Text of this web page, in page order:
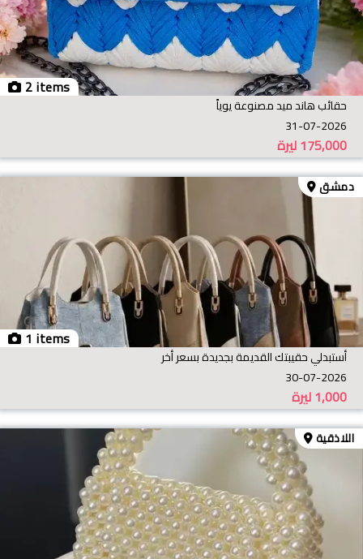
2 items
حقائب هاند ميد مصنوعة يوياً
31-07-2026
ليرة175,000
1 items
دمشق
أستبدلي حقيبتك القديمة بجديدة بسعر أخر
30-07-2026
ليرة1,000
اللاذقية